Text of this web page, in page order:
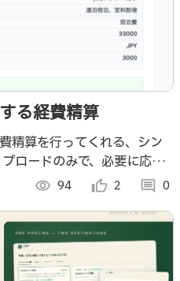
る経費精算
精算を行ってくれる、シン
ロードのみで、必要に応じ
自動で登録してくれます！
visibility 94 thumb_up_alt 2 comment 0